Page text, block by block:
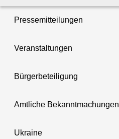
Pressemitteilungen
Veranstaltungen
Bürgerbeteiligung
Amtliche Bekanntmachungen
Ukraine